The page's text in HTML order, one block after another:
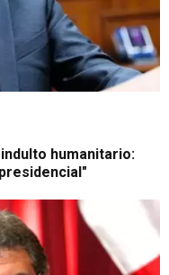
humanitario: